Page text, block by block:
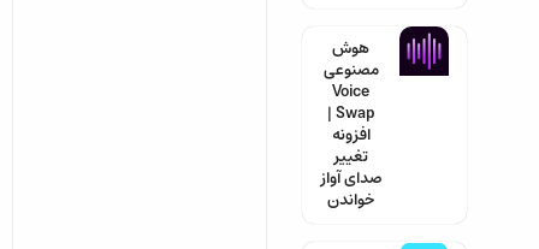
هوش
مصنوعی
Voice
Swap |
افزونه
تغییر
صدای آواز
خواندن